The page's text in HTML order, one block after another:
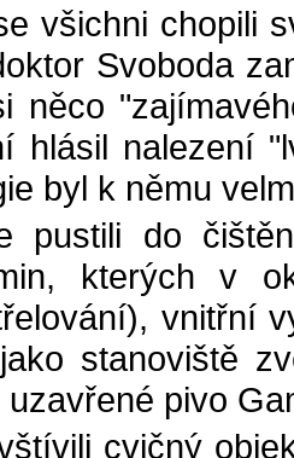
všichni chopili
Svoboda
něco
hlásil nalezení
byl k němu
pustili do
kterých v
vnitřní
stanoviště
pivo
cvičný